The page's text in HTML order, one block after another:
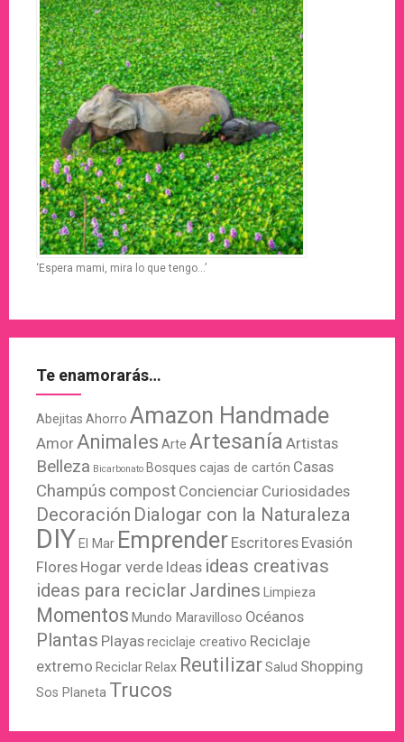
‘Espera mami, mira lo que tengo…’
Te enamorarás…
Abejitas Ahorro Amazon Handmade
AmorAnimales Arte Artesanía Artistas
Belleza Bicarbonato Bosques cajas de cartón Casas
Champús compost Concienciar Curiosidades
Decoración Dialogar con la Naturaleza
DIY El Mar Emprender Escritores Evasión
Flores Hogar verde Ideas ideas creativas
ideas para reciclar Jardines Limpieza
Momentos Mundo Maravilloso Océanos
Plantas Playasreciclaje creativo Reciclaje
extremo Reciclar Relax ReutilizarSalud Shopping
Sos Planeta Trucos